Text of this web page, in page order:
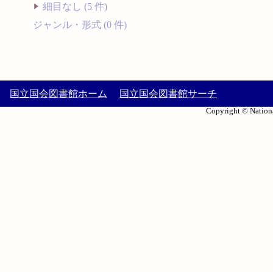
細目なし (5 件)
ジャンル・形式 (0 件)
国立国会図書館ホーム 国立国会図書館サーチ
Copyright ©